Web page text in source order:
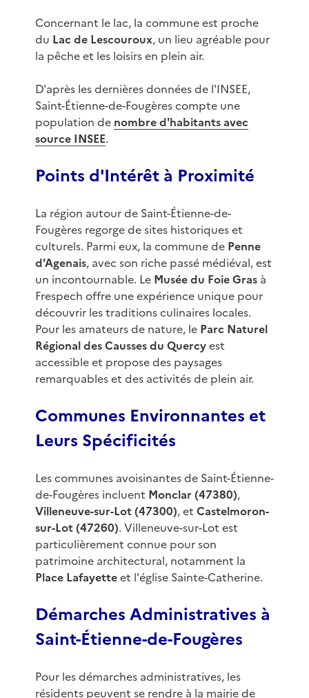
Concernant le lac, la commune est proche
du Lac de Lescouroux, un lieu agréable pour
la pêche et les loisirs en plein air.
D'après les dernières données de l'INSEE,
Saint-Étienne-de-Fougères compte une
population de nombre d'habitants avec
source INSEE.
Points d'Intérêt à Proximité
La région autour de Saint-Étienne-de-
Fougères regorge de sites historiques et
culturels. Parmi eux, la commune de Penne
d'Agenais, avec son riche passé médiéval, est
un incontournable. Le Musée du Foie Grasà
Frespech offre une expérience unique pour
découvrir les traditions culinaires locales.
Pour les amateurs de nature, le Parc Naturel
Régional des Causses du Quercyest
accessible et propose des paysages
remarquables et des activités de plein air.
Communes Environnantes et
Leurs Spécificités
Les communes avoisinantes de Saint-Étienne-
de-Fougères incluent Monclar (47380),
Villeneuve-sur-Lot (47300), et Castelmoron-
sur-Lot (47260). Villeneuve-sur-Lot est
particulièrement connue pour son
patrimoine architectural, notamment la
Place Lafayetteet l'église Sainte-Catherine.
Démarches Administratives à
Saint-Étienne-de-Fougères
Pour les démarches administratives, les
résidents peuvent se rendre à la mairie de